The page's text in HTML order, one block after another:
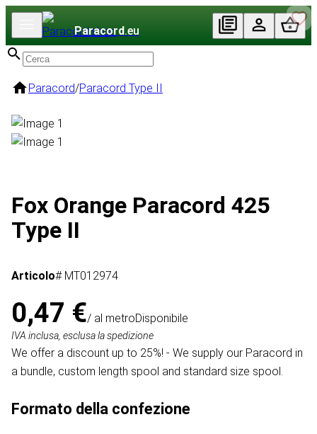
Paracord.eu
Paracord/Paracord Type II
Fox Orange Paracord 425
Type II
Articolo# MT012974
0,47 €/ al metroDisponibile
IVA inclusa, esclusa la spedizione
We offer a discount up to 25%! - We supply our Paracord in
a bundle, custom length spool and standard size spool.
Formato della confezione